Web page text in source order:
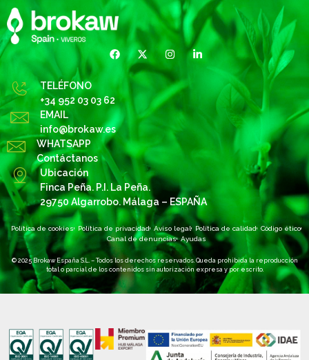
TELÉFONO
+34 952 03 03 62
EMAIL
info@brokaw.es
WHATSAPP
Contáctanos
Ubicación
Finca Peña. P.I. La Peña.
29750 Algarrobo. Málaga – ESPAÑA
Política de cookies Política de privacidad Aviso legal Política de calidad
Código ético
Canal de denuncias Ayudas
© 2025 Brokaw España S.L. – Todos los derechos reservados. Queda prohibida la reproducción
total o parcial de los contenidos sin autorización expresa y por escrito.